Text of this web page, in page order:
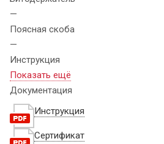
—
Поясная скоба
—
Инструкция
Показать ещё
Документация
Инструкция
Сертификат